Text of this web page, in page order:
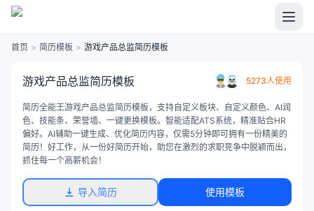
首页 > 简历模板 > 游戏产品总监简历模板
游戏产品总监简历模板 5273人使用
简历全能王游戏产品总监简历模板，支持自定义板块、自定义颜色、AI润
色、技能条、荣誉墙、一键更换模板。智能适配ATS系统，精准贴合HR
偏好。AI辅助一键生成、优化简历内容，仅需5分钟即可拥有一份精美的
简历！好工作，从一份好简历开始，助您在激烈的求职竞争中脱颖而出，
抓住每一个高薪机会！
导入简历 使用模板